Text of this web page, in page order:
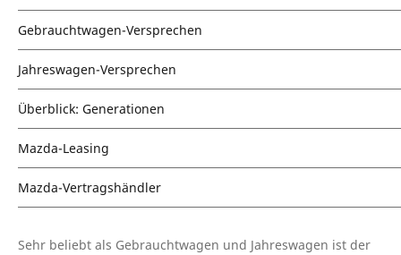
Gebrauchtwagen-Versprechen
Jahreswagen-Versprechen
Überblick: Generationen
Mazda-Leasing
Mazda-Vertragshändler
Sehr beliebt als Gebrauchtwagen und Jahreswagen ist der